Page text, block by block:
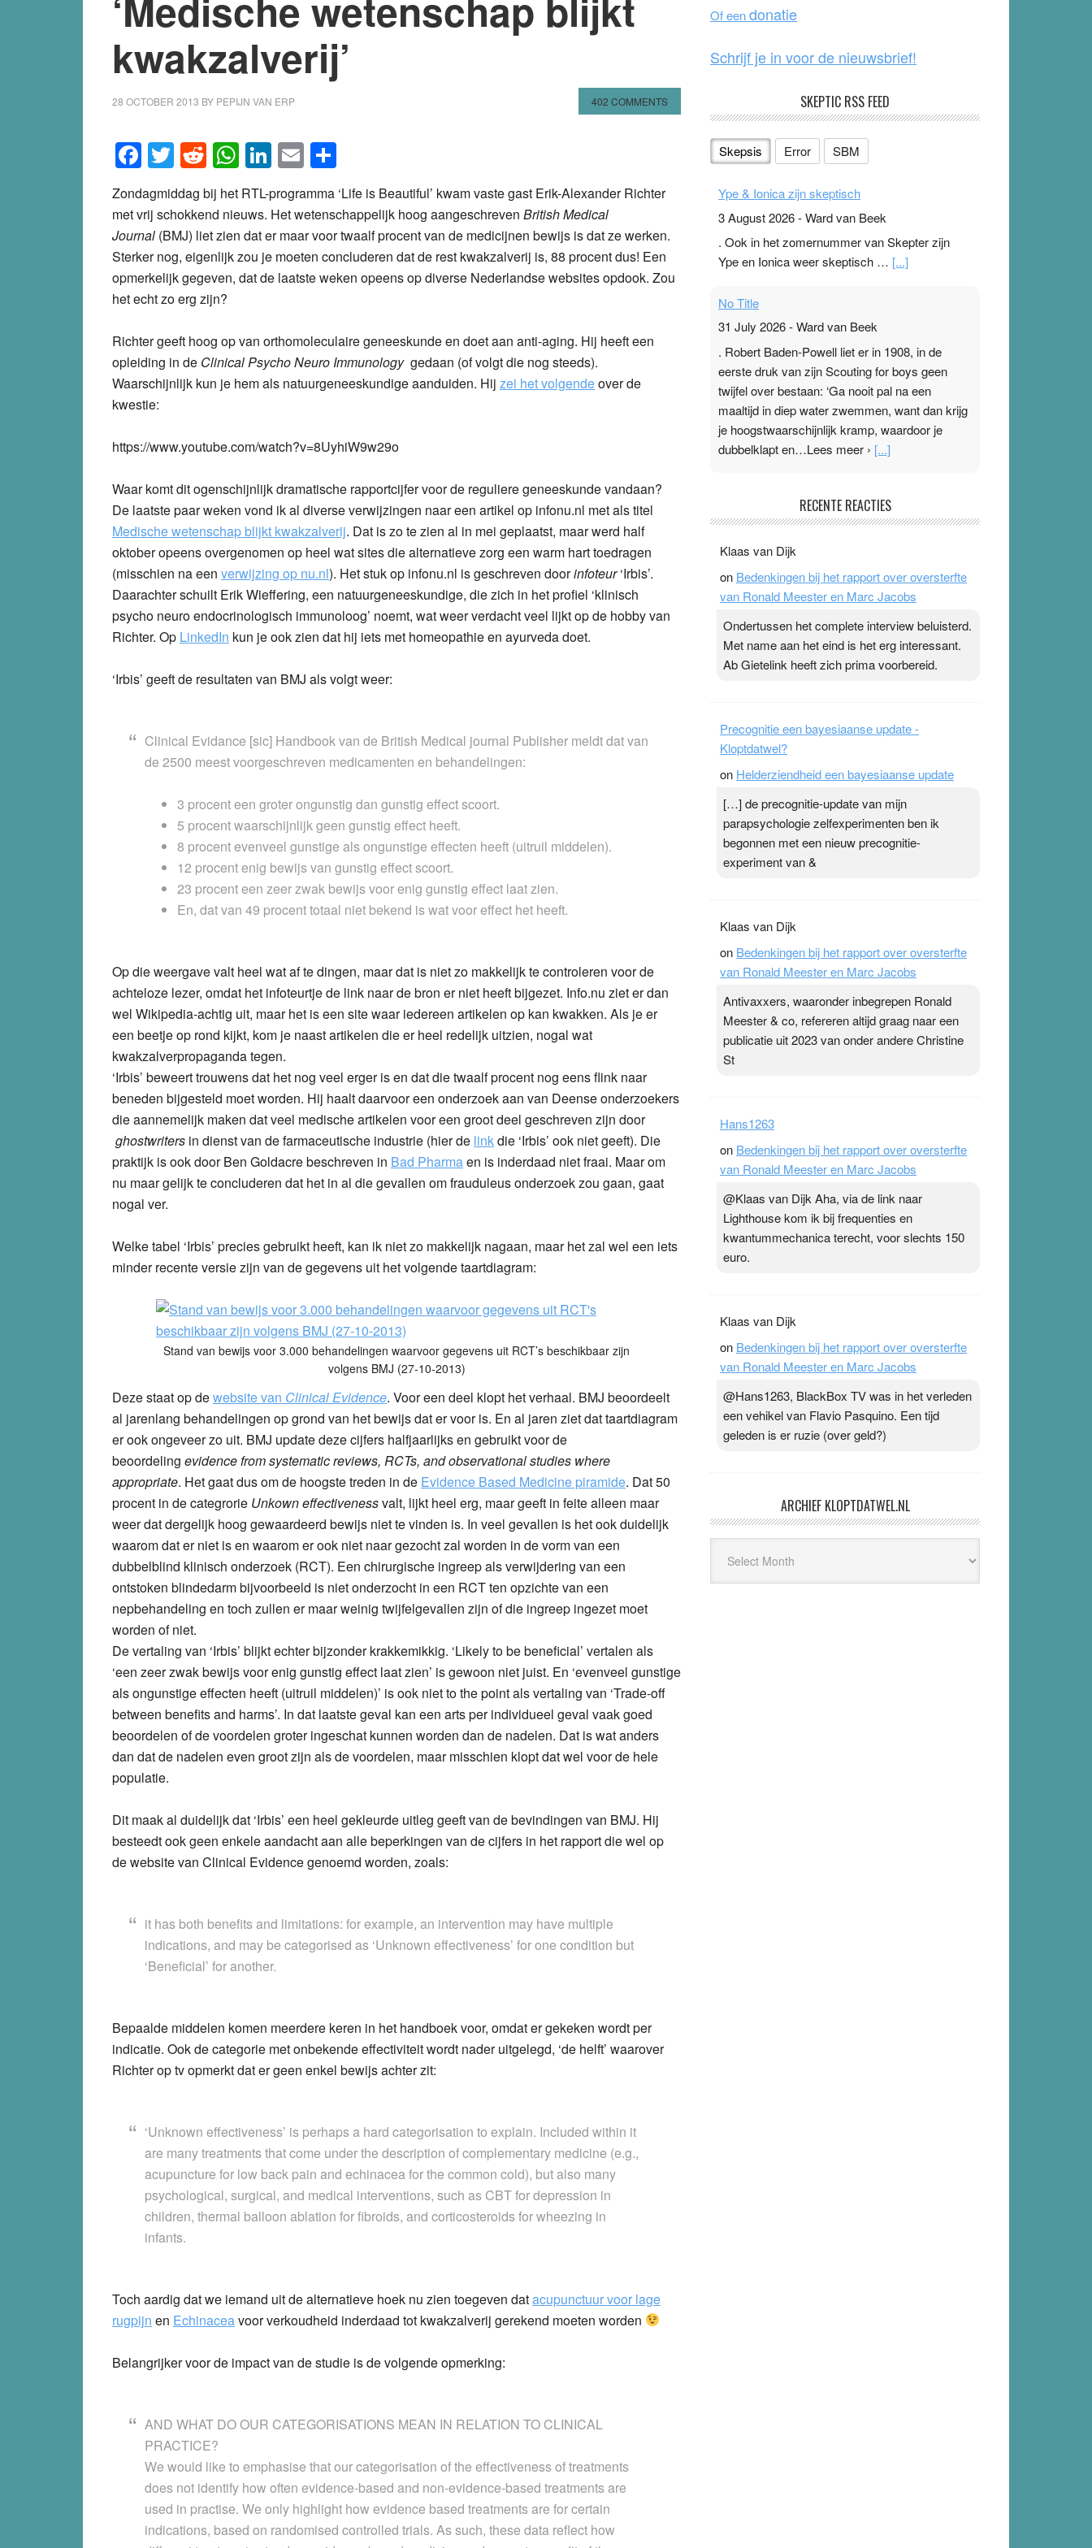
kwakzalverij’
28 OCTOBER 2013 BY PEPIJN VAN ERP 402 COMMENTS
Facebook
Twitter
Reddit
WhatsApp
LinkedIn
Email
Zondagmiddag bij het RTL-programma ‘Life is Beautiful’ kwam vaste gast Erik-Alexander Richter
met vrij schokkend nieuws. Het wetenschappelijk hoog aangeschreven British Medical
Journal (BMJ) liet zien dat er maar voor twaalf procent van de medicijnen bewijs is dat ze werken.
Sterker nog, eigenlijk zou je moeten concluderen dat de rest kwakzalverij is, 88 procent dus! Een
opmerkelijk gegeven, dat de laatste weken opeens op diverse Nederlandse websites opdook. Zou
het echt zo erg zijn?
Richter geeft hoog op van orthomoleculaire geneeskunde en doet aan anti-aging. Hij heeft een
opleiding in de Clinical Psycho Neuro Immunologygedaan (of volgt die nog steeds).
Waarschijnlijk kun je hem als natuurgeneeskundige aanduiden. Hij zei het volgendeover de
kwestie:
https://www.youtube.com/watch?v=8UyhiW9w29o
Waar komt dit ogenschijnlijk dramatische rapportcijfer voor de reguliere geneeskunde vandaan?
De laatste paar weken vond ik al diverse verwijzingen naar een artikel op infonu.nl met als titel
Medische wetenschap blijkt kwakzalverij. Dat is zo te zien al in mei geplaatst, maar werd half
oktober opeens overgenomen op heel wat sites die alternatieve zorg een warm hart toedragen
(misschien na een verwijzing op nu.nl). Het stuk op infonu.nl is geschreven doorinfoteur‘Irbis’.
Daarachter schuilt Erik Wieffering, een natuurgeneeskundige, die zich in het profiel ‘klinisch
psycho neuro endocrinologisch immunoloog’ noemt, wat weer verdacht veel lijkt op de hobby van
Richter. Op LinkedIn kun je ook zien dat hij iets met homeopathie en ayurveda doet.
‘Irbis’ geeft de resultaten van BMJ als volgt weer:
Clinical Evidance [sic] Handbook van de British Medical journal Publisher meldt dat van
de 2500 meest voorgeschreven medicamenten en behandelingen:
3 procent een groter ongunstig dan gunstig effect scoort.
5 procent waarschijnlijk geen gunstig effect heeft.
8 procent evenveel gunstige als ongunstige effecten heeft (uitruil middelen).
12 procent enig bewijs van gunstig effect scoort.
23 procent een zeer zwak bewijs voor enig gunstig effect laat zien.
En, dat van 49 procent totaal niet bekend is wat voor effect het heeft.
Op die weergave valt heel wat af te dingen, maar dat is niet zo makkelijk te controleren voor de
achteloze lezer, omdat het infoteurtje de link naar de bron er niet heeft bijgezet. Info.nu ziet er dan
wel Wikipedia-achtig uit, maar het is een site waar iedereen artikelen op kan kwakken. Als je er
een beetje op rond kijkt, kom je naast artikelen die er heel redelijk uitzien, nogal wat
kwakzalverpropaganda tegen.
‘Irbis’ beweert trouwens dat het nog veel erger is en dat die twaalf procent nog eens flink naar
beneden bijgesteld moet worden. Hij haalt daarvoor een onderzoek aan van Deense onderzoekers
die aannemelijk maken dat veel medische artikelen voor een groot deel geschreven zijn door
ghostwriters in dienst van de farmaceutische industrie (hier de linkdie ‘Irbis’ ook niet geeft). Die
praktijk is ook door Ben Goldacre beschreven in Bad Pharmaen is inderdaad niet fraai. Maar om
nu maar gelijk te concluderen dat het in al die gevallen om frauduleus onderzoek zou gaan, gaat
nogal ver.
Welke tabel ‘Irbis’ precies gebruikt heeft, kan ik niet zo makkelijk nagaan, maar het zal wel een iets
minder recente versie zijn van de gegevens uit het volgende taartdiagram:
Stand van bewijs voor 3.000 behandelingen waarvoor gegevens uit RCT’s beschikbaar zijn
volgens BMJ (27-10-2013)
Deze staat op dewebsite van Clinical Evidence. Voor een deel klopt het verhaal. BMJ beoordeelt
al jarenlang behandelingen op grond van het bewijs dat er voor is. En al jaren ziet dat taartdiagram
er ook ongeveer zo uit. BMJ update deze cijfers halfjaarlijks en gebruikt voor de
beoordeling evidence from systematic reviews, RCTs, and observational studies where
appropriate. Het gaat dus om de hoogste treden in de Evidence Based Medicine piramide. Dat 50
procent in de categrorie Unkown effectivenessvalt, lijkt heel erg, maar geeft in feite alleen maar
weer dat dergelijk hoog gewaardeerd bewijs niet te vinden is. In veel gevallen is het ook duidelijk
waarom dat er niet is en waarom er ook niet naar gezocht zal worden in de vorm van een
dubbelblind klinisch onderzoek (RCT). Een chirurgische ingreep als verwijdering van een
ontstoken blindedarm bijvoorbeeld is niet onderzocht in een RCT ten opzichte van een
nepbehandeling en toch zullen er maar weinig twijfelgevallen zijn of die ingreep ingezet moet
worden of niet.
De vertaling van ‘Irbis’ blijkt echter bijzonder krakkemikkig. ‘Likely to be beneficial’ vertalen als
‘een zeer zwak bewijs voor enig gunstig effect laat zien’ is gewoon niet juist. En ‘evenveel gunstige
als ongunstige effecten heeft (uitruil middelen)’ is ook niet to the point als vertaling van ‘Trade-off
between benefits and harms’. In dat laatste geval kan een arts per individueel geval vaak goed
beoordelen of de voordelen groter ingeschat kunnen worden dan de nadelen. Dat is wat anders
dan dat de nadelen even groot zijn als de voordelen, maar misschien klopt dat wel voor de hele
populatie.
Dit maak al duidelijk dat ‘Irbis’ een heel gekleurde uitleg geeft van de bevindingen van BMJ. Hij
besteedt ook geen enkele aandacht aan alle beperkingen van de cijfers in het rapport die wel op
de website van Clinical Evidence genoemd worden, zoals:
it has both benefits and limitations: for example, an intervention may have multiple
indications, and may be categorised as ‘Unknown effectiveness’ for one condition but
‘Beneficial’ for another.
Bepaalde middelen komen meerdere keren in het handboek voor, omdat er gekeken wordt per
indicatie. Ook de categorie met onbekende effectiviteit wordt nader uitgelegd, ‘de helft’ waarover
Richter op tv opmerkt dat er geen enkel bewijs achter zit:
‘Unknown effectiveness’ is perhaps a hard categorisation to explain. Included within it
are many treatments that come under the description of complementary medicine (e.g.,
acupuncture for low back pain and echinacea for the common cold), but also many
psychological, surgical, and medical interventions, such as CBT for depression in
children, thermal balloon ablation for fibroids, and corticosteroids for wheezing in
infants.
Toch aardig dat we iemand uit de alternatieve hoek nu zien toegeven datacupunctuur voor lage
rugpijn en Echinaceavoor verkoudheid inderdaad tot kwakzalverij gerekend moeten worden
Belangrijker voor de impact van de studie is de volgende opmerking:
AND WHAT DO OUR CATEGORISATIONS MEAN IN RELATION TO CLINICAL
PRACTICE?
We would like to emphasise that our categorisation of the effectiveness of treatments
does not identify how often evidence-based and non-evidence-based treatments are
used in practise. We only highlight how evidence based treatments are for certain
indications, based on randomised controlled trials. As such, these data reflect how
k
Of eendonatie
Schrijf je in voor de nieuwsbrief!
SKEPTIC RSS FEED
Skepsis Error SBM
Ype & Ionica zijn skeptisch
3 August 2026-Ward van Beek
. Ook in het zomernummer van Skepter zijn
Ype en Ionica weer skeptisch … [...]
No Title
31 July 2026-Ward van Beek
. Robert Baden-Powell liet er in 1908, in de
eerste druk van zijn Scouting for boys geen
twijfel over bestaan: ‘Ga nooit pal na een
maaltijd in diep water zwemmen, want dan krijg
je hoogstwaarschijnlijk kramp, waardoor je
dubbelklapt en…Lees meer › [...]
Ward van Beek
topsporters. Ze hopen ermee hun hartslag te
verlagen terwijl ze meer zuurstof opnemen.
Daarop heeft zo’n pleister geen effect. Maar het
zijn. Door…Lees meer Pleisterplakkers in de
topspsort › [...]
RECENTE REACTIES
Klaas van Dijk
on Bedenkingen bij het rapport over oversterfte
van Ronald Meester en Marc Jacobs
Ondertussen het complete interview beluisterd.
Met name aan het eind is het erg interessant.
Ab Gietelink heeft zich prima voorbereid.
Precognitie een bayesiaanse update -
Kloptdatwel?
on Helderziendheid een bayesiaanse update
[…] de precognitie-update van mijn
parapsychologie zelfexperimenten ben ik
begonnen met een nieuw precognitie-
experiment van &
Klaas van Dijk
on Bedenkingen bij het rapport over oversterfte
van Ronald Meester en Marc Jacobs
Antivaxxers, waaronder inbegrepen Ronald
Meester & co, refereren altijd graag naar een
publicatie uit 2023 van onder andere Christine
St
Hans1263
on Bedenkingen bij het rapport over oversterfte
van Ronald Meester en Marc Jacobs
@Klaas van Dijk Aha, via de link naar
Lighthouse kom ik bij frequenties en
kwantummechanica terecht, voor slechts 150
euro.
Klaas van Dijk
on Bedenkingen bij het rapport over oversterfte
van Ronald Meester en Marc Jacobs
@Hans1263, BlackBox TV was in het verleden
een vehikel van Flavio Pasquino. Een tijd
geleden is er ruzie (over geld?)
ARCHIEF KLOPTDATWEL.NL
Kloptdatwel.nl